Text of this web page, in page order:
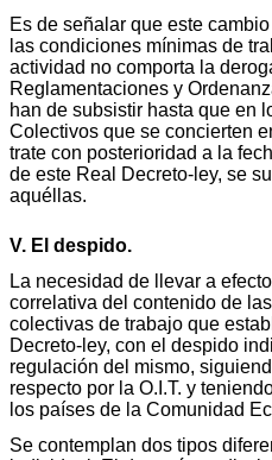
Es de señalar que este
las condiciones mínimas de
actividad no comporta la
Reglamentaciones y
han de subsistir hasta que en
Colectivos que se concierten
trate con posterioridad a la
de este Real Decreto-ley, se
aquéllas.
V. El despido.
La necesidad de llevar a
correlativa del contenido de
colectivas de trabajo que
Decreto-ley, con el despido
regulación del mismo,
respecto por la O.I.T. y
los países de la Comunidad
Se contemplan dos tipos